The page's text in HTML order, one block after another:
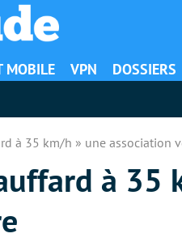
MOBILE VPN DOSSIERS
à 35 km/h » une association
à 35